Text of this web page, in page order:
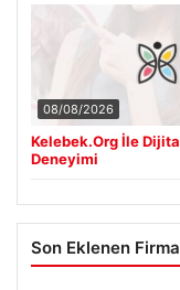
08/08/2026
Kelebek.Org İle
Deneyimi
Son Eklenen